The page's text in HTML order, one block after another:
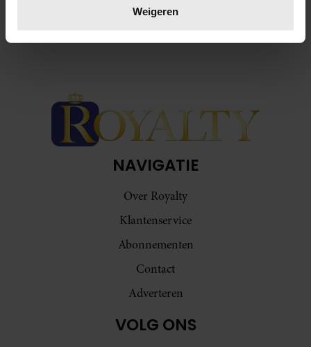
verwerkt en stel uw voorkeuren in het
intrekken in de Cookieverklaring.
personaliseren, om functies voor social media te bieden
en om ons websiteverkeer te analyseren. Ook delen we
informatie over uw gebruik van onze site met onze
partners voor social media, adverteren en analyse. Deze
partners kunnen deze gegevens combineren met andere
informatie die u aan ze heeft verstrekt of die ze hebben
verzameld op basis van uw gebruik van hun services. U
Weigeren
NAVIGATIE
Over Royalty
Klantenservice
Abonnementen
Contact
Adverteren
VOLG ONS